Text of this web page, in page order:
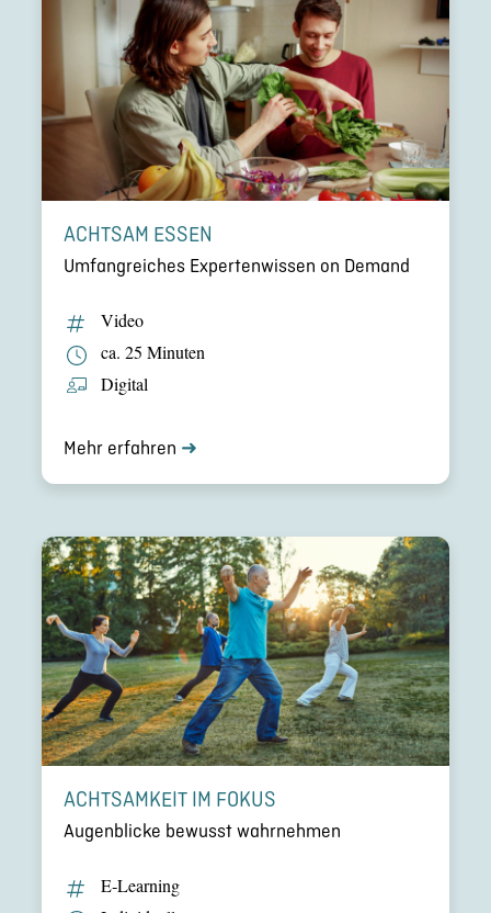
ACHTSAM ESSEN
Umfang­rei­ches Exper­ten­wis­sen on Demand
Video
ca. 25 Minuten
Digital
Mehr erfahren ➜
ACHTSAM­KEIT IM FOKUS
Augen­bli­cke bewusst wahrneh­men
E‑Learning